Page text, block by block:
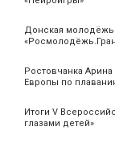
Донская молодёжь
Ростовчанка
Европы по
Итоги V
глазами детей»